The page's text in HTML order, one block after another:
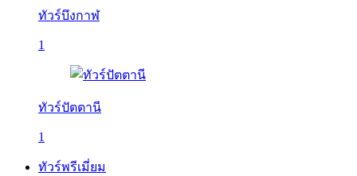
ทัวร์บึงกาฬ
1
ทัวร์ปัตตานี
1
ทัวร์พรีเมี่ยม